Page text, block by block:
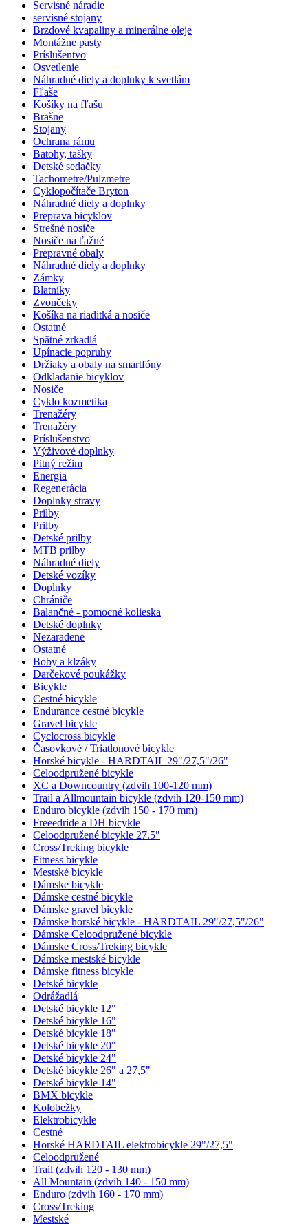
Servisné náradie
servisné stojany
Brzdové kvapaliny a minerálne oleje
Montážne pasty
Príslušentvo
Osvetlenie
Náhradné diely a doplnky k svetlám
Fľaše
Košíky na fľašu
Brašne
Stojany
Ochrana rámu
Batohy, tašky
Detské sedačky
Tachometre/Pulzmetre
Cyklopočítače Bryton
Náhradné diely a doplnky
Preprava bicyklov
Strešné nosiče
Nosiče na ťažné
Prepravné obaly
Náhradné diely a doplnky
Zámky
Blatníky
Zvončeky
Košíka na riaditká a nosiče
Ostatné
Spätné zrkadlá
Upínacie popruhy
Držiaky a obaly na smartfóny
Odkladanie bicyklov
Nosiče
Cyklo kozmetika
Trenažéry
Trenažéry
Príslušenstvo
Výživové doplnky
Pitný režim
Energia
Regenerácia
Doplnky stravy
Prilby
Prilby
Detské prilby
MTB prilby
Náhradné diely
Detské vozíky
Doplnky
Chrániče
Balančné - pomocné kolieska
Detské doplnky
Nezaradene
Ostatné
Boby a klzáky
Darčekové poukážky
Bicykle
Cestné bicykle
Endurance cestné bicykle
Gravel bicykle
Cyclocross bicykle
Časovkové / Triatlonové bicykle
Horské bicykle - HARDTAIL 29"/27,5"/26"
Celoodpružené bicykle
XC a Downcountry (zdvih 100-120 mm)
Trail a Allmountain bicykle (zdvih 120-150 mm)
Enduro bicykle (zdvih 150 - 170 mm)
Freeedride a DH bicykle
Celoodpružené bicykle 27.5"
Cross/Treking bicykle
Fitness bicykle
Mestské bicykle
Dámske bicykle
Dámske cestné bicykle
Dámske gravel bicykle
Dámske horské bicykle - HARDTAIL 29"/27,5"/26"
Dámske Celoodpružené bicykle
Dámske Cross/Treking bicykle
Dámske mestské bicykle
Dámske fitness bicykle
Detské bicykle
Odrážadlá
Detské bicykle 12"
Detské bicykle 16"
Detské bicykle 18"
Detské bicykle 20"
Detské bicykle 24"
Detské bicykle 26" a 27,5"
Detské bicykle 14"
BMX bicykle
Kolobežky
Elektrobicykle
Cestné
Horské HARDTAIL elektrobicykle 29"/27,5"
Celoodpružené
Trail (zdvih 120 - 130 mm)
All Mountain (zdvih 140 - 150 mm)
Enduro (zdvih 160 - 170 mm)
Cross/Treking
Mestské